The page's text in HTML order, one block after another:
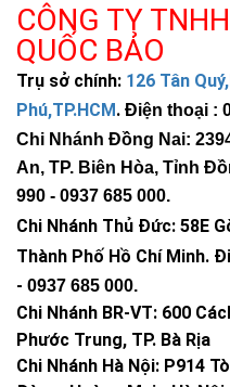
CÔNG TY
QUỐC BẢO
Trụ sở chính: 126 Tân
Phú,TP.HCM. Điện thoại :
Chi Nhánh Đồng Nai:
An, TP. Biên Hòa, Tỉnh
990 - 0937 685 000.
Chi Nhánh Thủ Đức: 58E
Thành Phố Hồ Chí Minh.
- 0937 685 000.
Chi Nhánh BR-VT: 600
Phước Trung, TP. Bà Rịa
Chi Nhánh Hà Nội: P914